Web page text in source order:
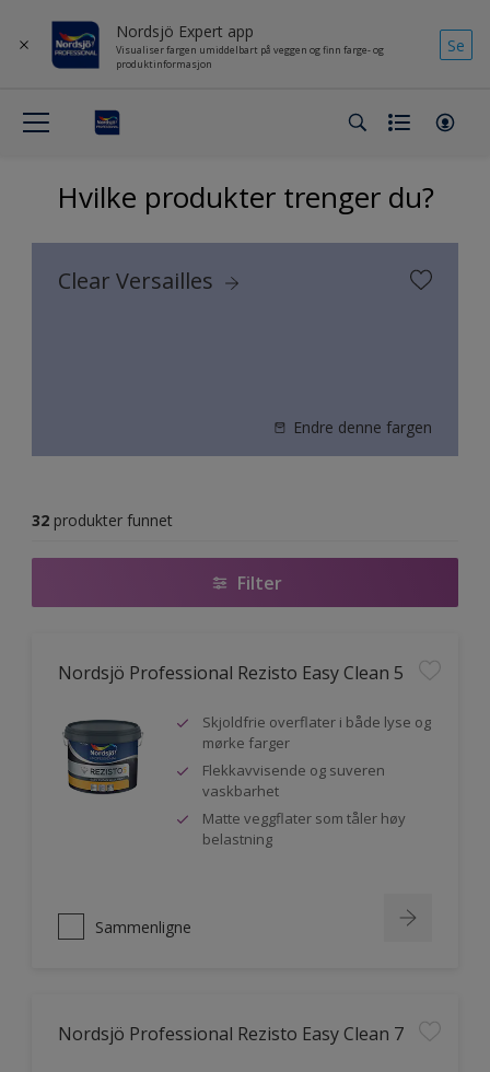
Nordsjö Expert app
Visualiser fargen umiddelbart på veggen og finn farge- og
produktinformasjon
Se
Hvilke produkter trenger du?
Clear Versailles
Endre denne fargen
32 produkter funnet
Filter
Nordsjö Professional Rezisto Easy Clean 5
Skjoldfrie overflater i både lyse og
mørke farger
Flekkavvisende og suveren
vaskbarhet
Matte veggflater som tåler høy
belastning
Sammenligne
Nordsjö Professional Rezisto Easy Clean 7